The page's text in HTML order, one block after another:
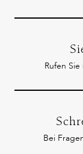
Rufen
Bei